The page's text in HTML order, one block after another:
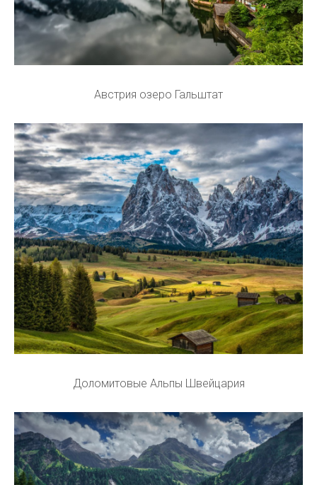
Австрия озеро Гальштат
Доломитовые Альпы Швейцария